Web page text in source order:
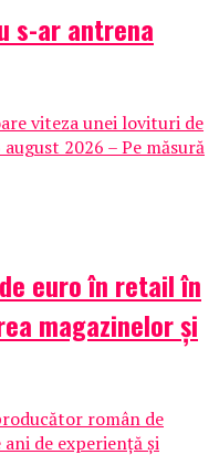
s-ar antrena
viteza unei lovituri de
2026 – Pe măsură
euro în retail în
magazinelor și
român de
de experiență și